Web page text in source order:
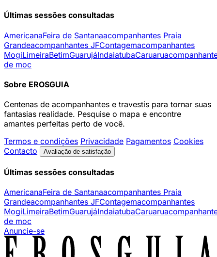
Últimas sessões consultadas
AmericanaFeira de Santanaacompanhantes Praia
Grandeacompanhantes JFContagemacompanhantes
MogiLimeiraBetimGuarujáIndaiatubaCaruaru
de moc
Sobre EROSGUIA
Centenas de acompanhantes e travestis para tornar suas
fantasias realidade. Pesquise o mapa e encontre
amantes perfeitas perto de você.
Termos e condições Privacidade Pagamentos Cookies
Contacto
Avaliação de satisfação
Últimas sessões consultadas
AmericanaFeira de Santanaacompanhantes Praia
Grandeacompanhantes JFContagemacompanhantes
MogiLimeiraBetimGuarujáIndaiatubaCaruaru
de moc
Anuncie-se